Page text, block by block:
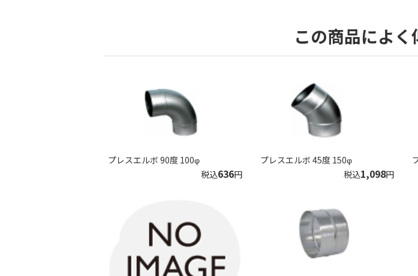
この商品によ
プレスエルボ 90度 100φ
税込636円
プレスエルボ 45度 150φ
税込1,098円